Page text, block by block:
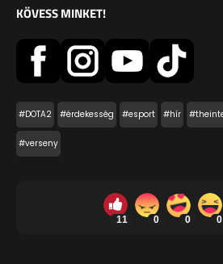
KÖVESS MINKET!
#DOTA2 #érdekesség #esport #hír
#verseny
11 0 0 0